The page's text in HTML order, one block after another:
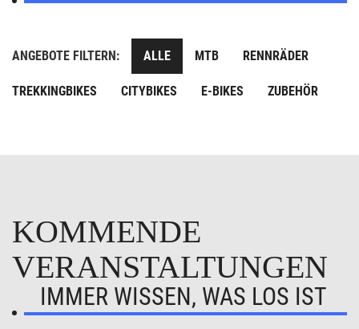
ANGEBOTE FILTERN: ALLE MTB RENNRÄDER
TREKKINGBIKES CITYBIKES E-BIKES ZUBEHÖR
KOMMENDE
VERANSTALTUNGEN
IMMER WISSEN, WAS LOS IST